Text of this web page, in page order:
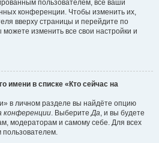
пользователем, все ваши
конференции. Чтобы изменить их,
вверху страницы и перейдите по
можете изменить все свои настройки и
имени в списке «Кто сейчас на
в личном разделе вы найдёте опцию
конференции. ВыберитеДа, и вы будете
модераторам и самому себе. Для всех